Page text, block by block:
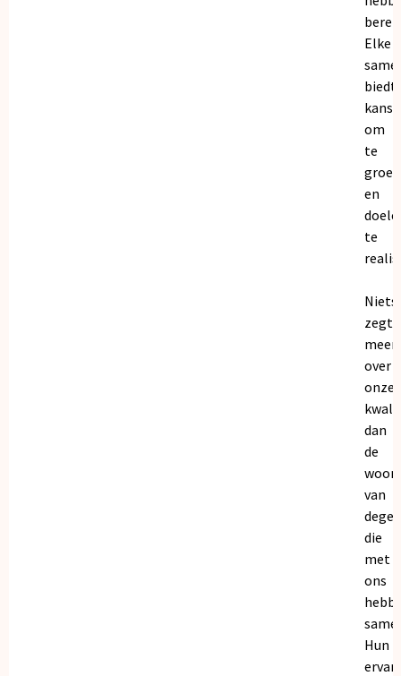
Elke
biedt
om
te
en
te
Niets
zegt
meer
over
onze
dan
de
van
die
met
ons
Hun